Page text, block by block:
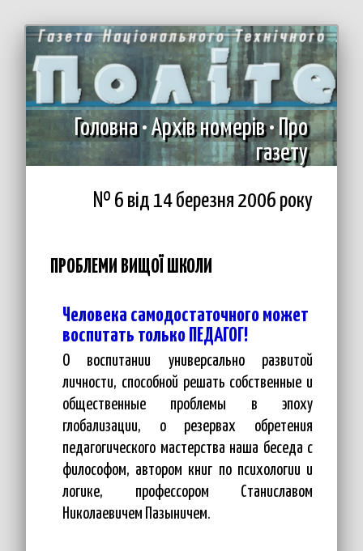
Головна• Архів номерів• Про
газету
№ 6 вiд 14 березня 2006 року
ПРОБЛЕМИ ВИЩОЇ ШКОЛИ
Человека самодостаточного может
воспитать только ПЕДАГОГ!
О воспитании универсально развитой
личности, способной решать собственные и
общественные проблемы в эпоху
глобализации, о резервах обретения
педагогического мастерства наша беседа с
философом, автором книг по психологии и
логике, профессором Станиславом
Николаевичем Пазыничем.